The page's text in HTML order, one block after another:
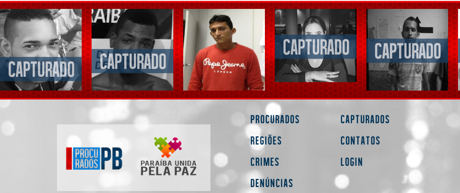
Procurados
Regiões
Crimes
Denúncias
Capturados
Contatos
Login